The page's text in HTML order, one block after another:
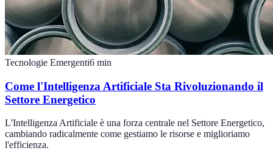
Tecnologie Emergenti6 min
Come l'Intelligenza Artificiale Sta Rivoluzionando il
Settore Energetico
L'Intelligenza Artificiale è una forza centrale nel Settore Energetico,
cambiando radicalmente come gestiamo le risorse e miglioriamo
l'efficienza.